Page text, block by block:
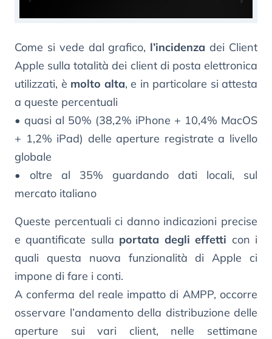
Come si vede dal grafico, l’incidenza dei Client
Apple sulla totalità dei client di posta elettronica
utilizzati, è molto alta, e in particolare si attesta
a queste percentuali
• quasi al 50% (38,2% iPhone + 10,4% MacOS
+ 1,2% iPad) delle aperture registrate a livello
globale
• oltre al 35% guardando dati locali, sul
mercato italiano
Queste percentuali ci danno indicazioni precise
e quantificate sulla portata degli effetti con i
quali questa nuova funzionalità di Apple ci
impone di fare i conti.
A conferma del reale impatto di AMPP, occorre
osservare l’andamento della distribuzione delle
aperture sui vari client, nelle settimane